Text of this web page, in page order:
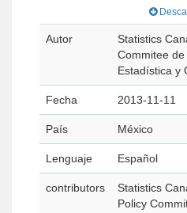
Autor
Statistics
Commitee
Estadística y
Fecha 2013-11-11
País México
Lenguaje Español
contributors
Statistics
Policy